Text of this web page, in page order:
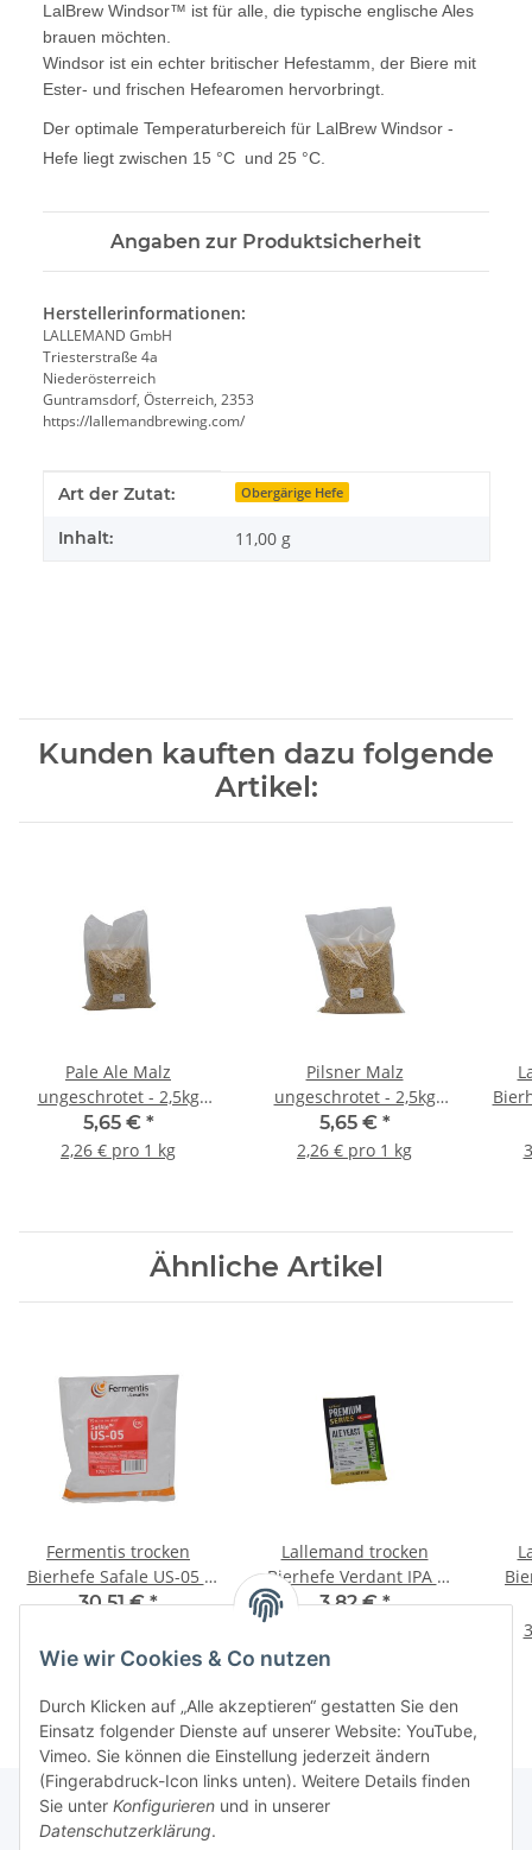
Wie wir Cookies & Co nutzen
Durch Klicken auf „Alle akzeptieren“ gestatten Sie den
Einsatz folgender Dienste auf unserer Website: YouTube,
Vimeo. Sie können die Einstellung jederzeit ändern
(Fingerabdruck-Icon links unten). Weitere Details finden
Sie unter Konfigurieren und in unserer
Datenschutzerklärung.
LalBrew Windsor™ ist für alle, die typische englische Ales
brauen möchten.
Windsor ist ein echter britischer Hefestamm, der Biere mit
Ester- und frischen Hefearomen hervorbringt.
Der optimale Temperaturbereich für LalBrew Windsor -
Hefe liegt zwischen 15 °C und 25 °C.
Angaben zur Produktsicherheit
Herstellerinformationen:
LALLEMAND GmbH
Triesterstraße 4a
Niederösterreich
Guntramsdorf, Österreich, 2353
https://lallemandbrewing.com/
Produkteigenschaft
Wert
Art der Zutat: Obergärige Hefe
Inhalt: 11,00 g
Kunden kauften dazu folgende
Artikel:
Pale Ale Malz
ungeschrotet - 2,5kg
Beutel
5,65 € *
2,26 € pro 1 kg
Pilsner Malz
ungeschrotet - 2,5kg
Beutel
5,65 € *
2,26 € pro 1 kg
Ähnliche Artikel
Fermentis trocken
Bierhefe Safale US-05 -
100g
30,51 €*
Lallemand trocken
Bierhefe Verdant IPA -
11g
3,82 €*